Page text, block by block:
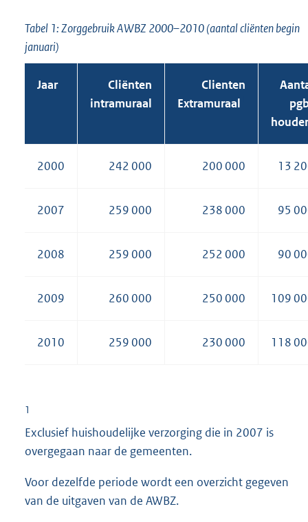
Tabel 1: Zorggebruik AWBZ 2000–2010 (aantal cliënten begin
januari)
Jaar
Cliënten
intramuraal
Clienten
Extramuraal
2000 242 000 200 000 13
2007 259 000 238 000 95
2008 259 000 252 000 90
2009 260 000 250 000 109
2010 259 000 230 000 118
1
Exclusief huishoudelijke verzorging die in 2007 is
overgegaan naar de gemeenten.
Voor dezelfde periode wordt een overzicht gegeven
van de uitgaven van de AWBZ.